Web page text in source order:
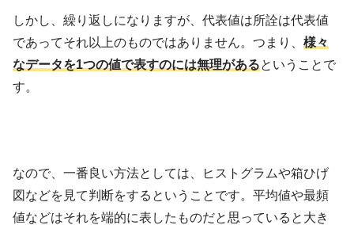
しかし、繰り返しになりますが、代表値は所詮は代表値
であってそれ以上のものではありません。つまり、様々
なデータを1つの値で表すのには無理があるということで
す。
なので、一番良い方法としては、ヒストグラムや箱ひげ
図などを見て判断をするということです。平均値や最頻
値などはそれを端的に表したものだと思っていると大き